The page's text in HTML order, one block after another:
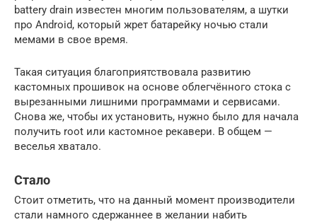
battery drain известен многим пользователям, а шутки
про Android, который жрет батарейку ночью стали
мемами в свое время.
Такая ситуация благоприятствовала развитию
кастомных прошивок на основе облегчённого стока с
вырезанными лишними программами и сервисами.
Снова же, чтобы их установить, нужно было для начала
получить root или кастомное рекавери. В общем —
веселья хватало.
Стало
Стоит отметить, что на данный момент производители
стали намного сдержаннее в желании набить